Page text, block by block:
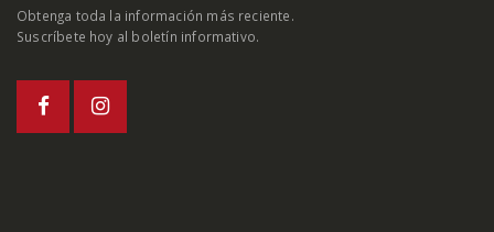
Obtenga toda la información más reciente.
Suscríbete hoy al boletín informativo.